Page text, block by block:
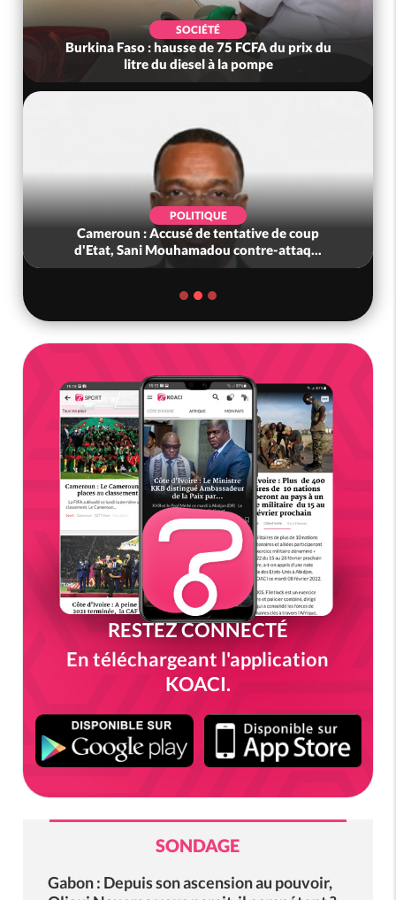
SOCIÉTÉ
hausse de 75 FCFA du prix du
du diesel à la pompe
POLITIQUE
Accusé de tentative de coup
Mouhamadou contre-attaq...
Cameroun : Le
ses portes
Côte d'Ivoire :
colonel-major
RESTEZ CONNECTÉ
En téléchargeant l'application
KOACI.
SONDAGE
Gabon : Depuis son ascension au pouvoir,